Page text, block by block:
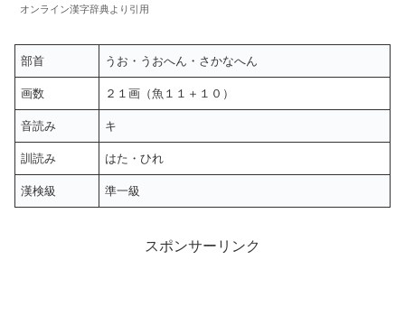
オンライン漢字辞典より引用
部首 うお・うおへん・さかなへん
画数 ２１画（魚１１＋１０）
音読み キ
訓読み はた・ひれ
漢検級 準一級
スポンサーリンク